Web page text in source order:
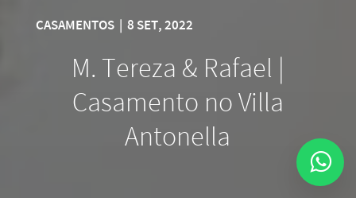
CASAMENTOS| 8 SET, 2022
M. Tereza & Rafael |
Casamento no Villa
Antonella